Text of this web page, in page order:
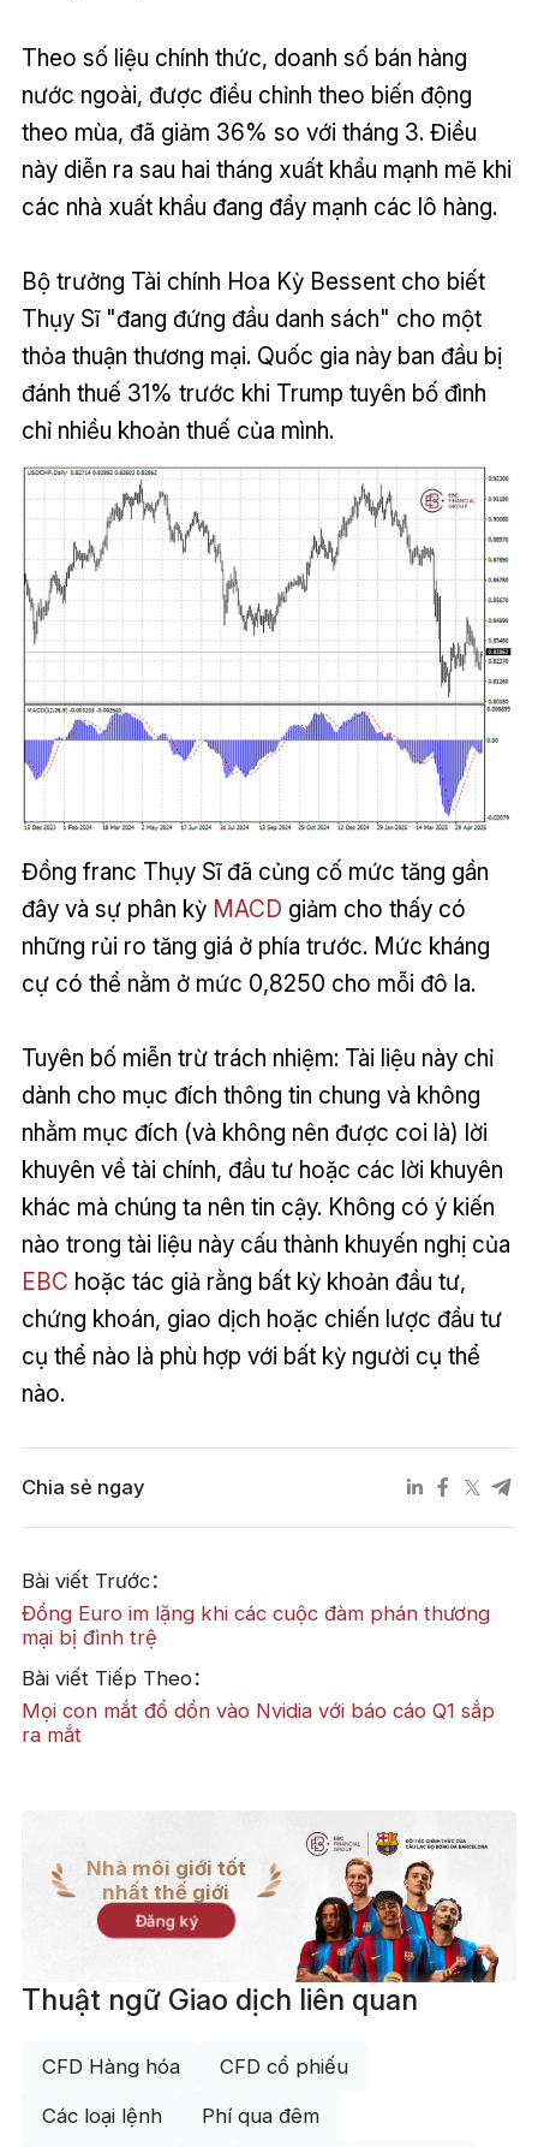
Theo số liệu chính thức, doanh số bán hàng
nước ngoài, được điều chỉnh theo biến động
theo mùa, đã giảm 36% so với tháng 3. Điều
này diễn ra sau hai tháng xuất khẩu mạnh mẽ khi
các nhà xuất khẩu đang đẩy mạnh các lô hàng.
Bộ trưởng Tài chính Hoa Kỳ Bessent cho biết
Thụy Sĩ "đang đứng đầu danh sách" cho một
thỏa thuận thương mại. Quốc gia này ban đầu bị
đánh thuế 31% trước khi Trump tuyên bố đình
chỉ nhiều khoản thuế của mình.
Đồng franc Thụy Sĩ đã củng cố mức tăng gần
đây và sự phân kỳ MACD giảm cho thấy có
những rủi ro tăng giá ở phía trước. Mức kháng
cự có thể nằm ở mức 0,8250 cho mỗi đô la.
Tuyên bố miễn trừ trách nhiệm: Tài liệu này chỉ
dành cho mục đích thông tin chung và không
nhằm mục đích (và không nên được coi là) lời
khuyên về tài chính, đầu tư hoặc các lời khuyên
khác mà chúng ta nên tin cậy. Không có ý kiến
nào trong tài liệu này cấu thành khuyến nghị của
EBC hoặc tác giả rằng bất kỳ khoản đầu tư,
chứng khoán, giao dịch hoặc chiến lược đầu tư
cụ thể nào là phù hợp với bất kỳ người cụ thể
nào.
Chia sẻ ngay
Bài viết Trước：
Đồng Euro im lặng khi các cuộc đàm phán thương
mại bị đình trệ
Bài viết Tiếp Theo：
​Mọi con mắt đổ dồn vào Nvidia với báo cáo Q1 sắp
ra mắt
Nhà môi giới tốt
nhất thế giới
Đăng ký
Thuật ngữ Giao dịch liên quan
CFD Hàng hóa CFD cổ phiếu
Các loại lệnh Phí qua đêm